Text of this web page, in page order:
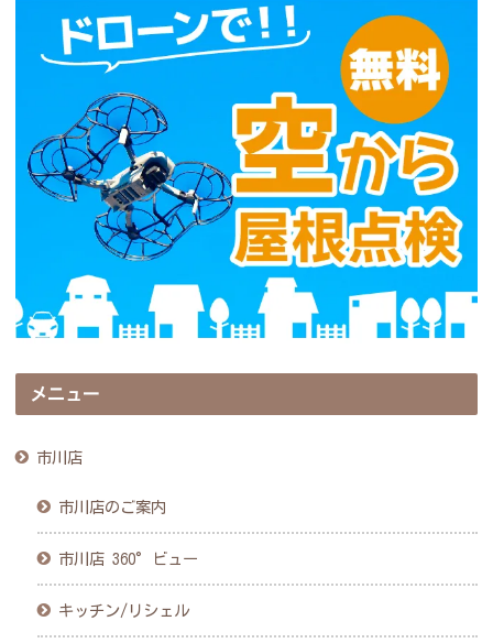
メニュー
市川店
市川店のご案内
市川店 360°ビュー
キッチン/リシェル